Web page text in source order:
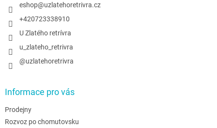
eshop@uzlatehoretrivra.cz
+420723338910
U Zlatého retrívra
u_zlateho_retrivra
@uzlatehoretrivra
Informace pro vás
Prodejny
Rozvoz po chomutovsku